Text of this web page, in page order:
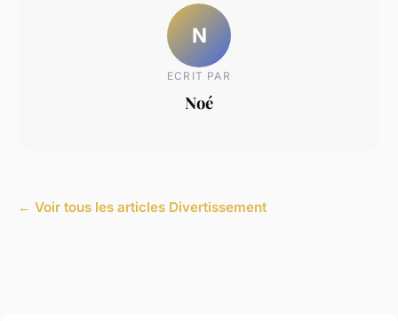
N
ECRIT PAR
Noé
← Voir tous les articles Divertissement